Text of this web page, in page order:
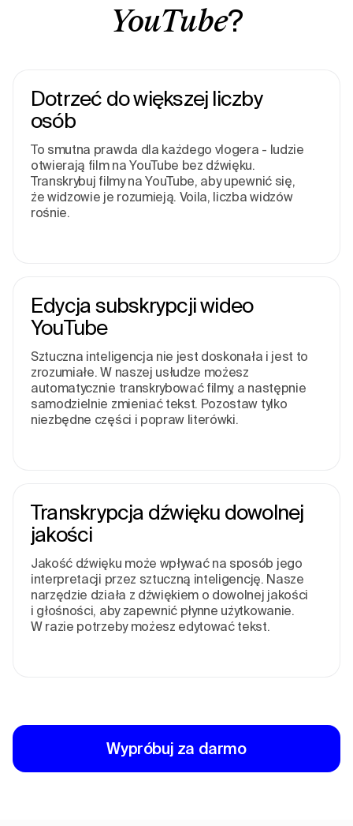
YouTube?
Dotrzeć do większej liczby
osób
To smutna prawda dla każdego vlogera - ludzie
otwierają film na YouTube bez dźwięku.
Transkrybuj filmy na YouTube, aby upewnić się,
że widzowie je rozumieją. Voila, liczba widzów
rośnie.
Edycja subskrypcji wideo
YouTube
Sztuczna inteligencja nie jest doskonała i jest to
zrozumiałe. W naszej usłudze możesz
automatycznie transkrybować filmy, a następnie
samodzielnie zmieniać tekst. Pozostaw tylko
niezbędne części i popraw literówki.
Transkrypcja dźwięku dowolnej
jakości
Jakość dźwięku może wpływać na sposób jego
interpretacji przez sztuczną inteligencję. Nasze
narzędzie działa z dźwiękiem o dowolnej jakości
i głośności, aby zapewnić płynne użytkowanie.
W razie potrzeby możesz edytować tekst.
Wypróbuj za darmo